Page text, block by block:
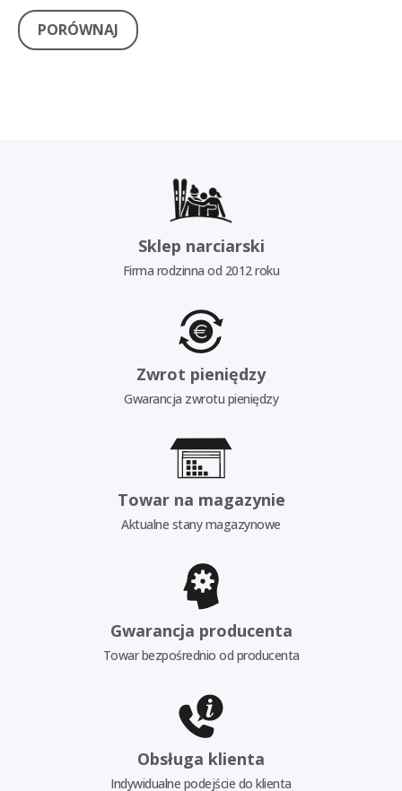
PORÓWNAJ
Sklep narciarski
Firma rodzinna od 2012 roku
Zwrot pieniędzy
Gwarancja zwrotu pieniędzy
Towar na magazynie
Aktualne stany magazynowe
Gwarancja producenta
Towar bezpośrednio od producenta
Obsługa klienta
Indywidualne podejście do klienta